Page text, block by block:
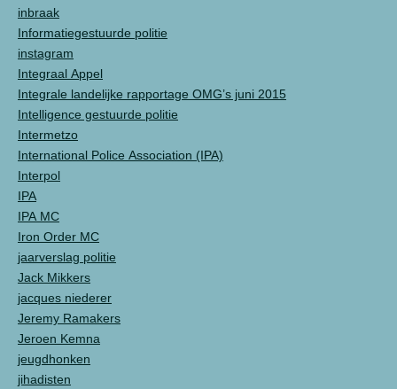
inbraak
Informatiegestuurde politie
instagram
Integraal Appel
Integrale landelijke rapportage OMG’s juni 2015
Intelligence gestuurde politie
Intermetzo
International Police Association (IPA)
Interpol
IPA
IPA MC
Iron Order MC
jaarverslag politie
Jack Mikkers
jacques niederer
Jeremy Ramakers
Jeroen Kemna
jeugdhonken
jihadisten